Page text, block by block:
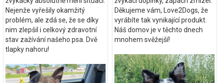
Nejenže vyřešily okamžitý
problém, ale zdá se, že se díky
nim zlepšil i celkový zdravotní
stav zažívání našeho psa. Dvě
tlapky nahoru!
Děkujeme vám, Love2Dogs, že
vyrábíte tak vynikající produkt.
Náš domov je v těchto dnech
mnohem svěžejší!